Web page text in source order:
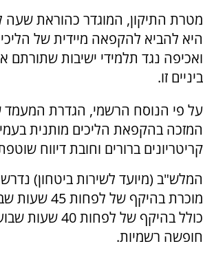
מטרת התיקון, המוגדר כהוראת שעה
היא להביא להקפאה מיידית של
ואכיפה נגד תלמידי ישיבות שתורתם
ביניים זו.
על פי הנוסח הרשמי, הגדרת המעמד
המזכה בהקפאת הליכים מותנית
קריטריונים ברורים וחובת דיווח
המלש"ב (מיועד לשירות ביטחון)
מוכרת בהיקף של
כולל בהיקף של
חופשה רשמיות.